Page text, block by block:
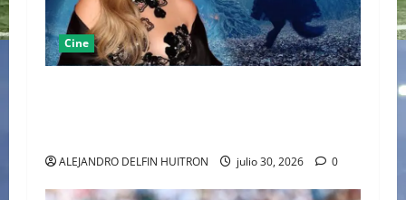
Cine
ALEJANDRO DELFIN HUITRON julio 30, 2026 0